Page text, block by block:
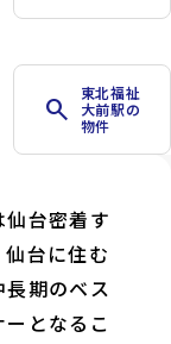
search
東北福祉
大前駅の
物件
仙台密着す
台に住む
期のベス
ーとなるこ